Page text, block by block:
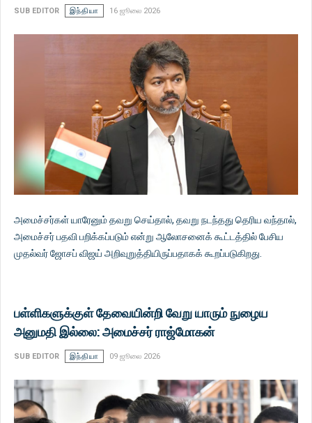
SUB EDITOR இந்தியா 16 ஜூலை 2026
அமைச்சர்கள் யாரேனும் தவறு செய்தால், தவறு நடந்தது தெரிய வந்தால்,
அமைச்சர் பதவி பறிக்கப்படும் என்று ஆலோசனைக் கூட்டத்தில் பேசிய
முதல்வர் ஜோசப் விஜய் அறிவுறுத்தியிருப்பதாகக் கூறப்படுகிறது.
பள்ளிகளுக்குள் தேவையின்றி வேறு யாரும் நுழைய
அனுமதி இல்லை: அமைச்சர் ராஜ்மோகன்
SUB EDITOR இந்தியா 09 ஜூலை 2026